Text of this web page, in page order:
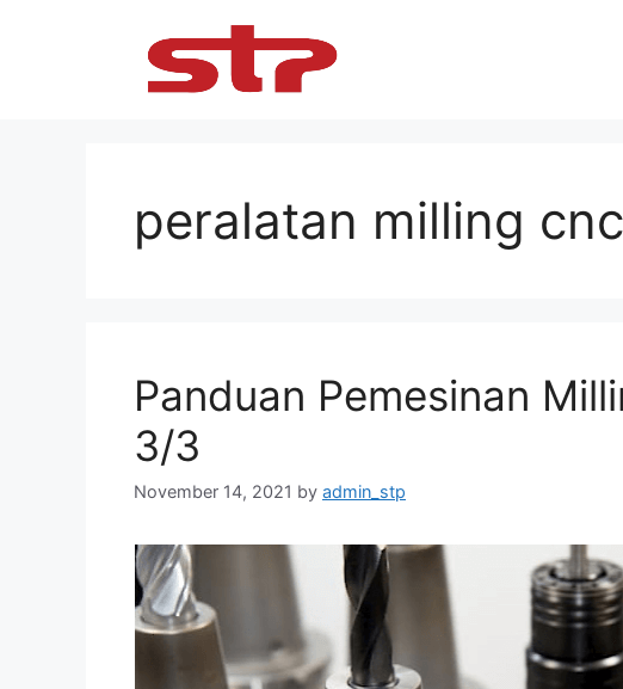
peralatan milling cnc
Panduan Pemesinan
3/3
November 14, 2021 by admin_stp